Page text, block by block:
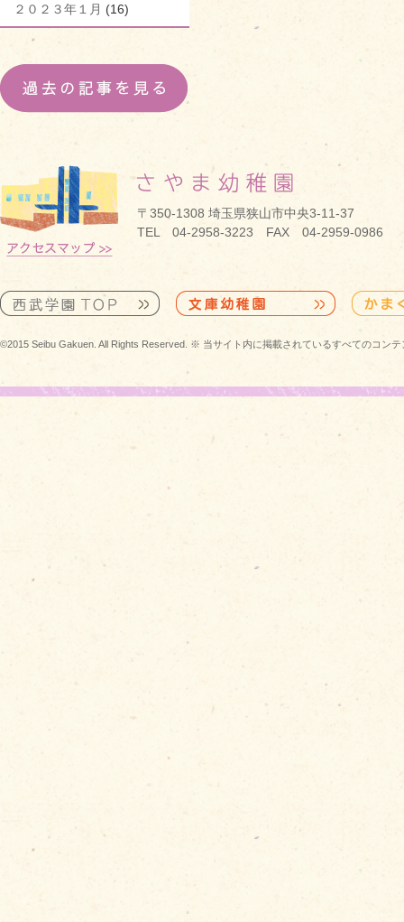
２０２３年１月 (16)
〒350-1308 埼玉県狭山市中央3-11-37
TEL 04-2958-3223 FAX 04-2959-0986
©2015 Seibu Gakuen. All Rights Reserved. ※ 当サイト内に掲載されているすべてのコン